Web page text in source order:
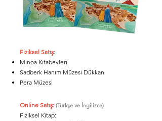
Fiziksel Satış:
Minoa Kitabevleri
Sadberk Hanım Müzesi Dükkan
Pera Müzesi
Online Satış: (Türkçe ve İngilizce)
Fiziksel Kitap: